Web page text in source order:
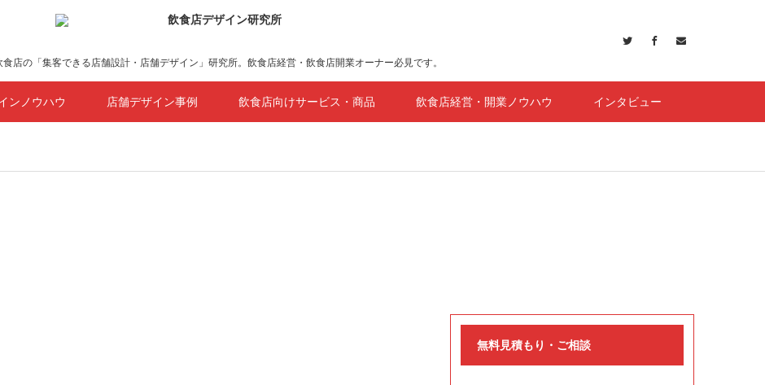
食店の「集客できる店舗設計・店舗デザイン」研究所。飲食店経営・飲食店開業オーナー必見です。
ンノウハウ 店舗デザイン事例 飲食店向けサービス・商品 飲食店経営・開業ノウハウ インタビュー
無料見積もり・ご相談